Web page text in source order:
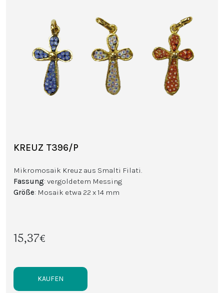
KREUZ T396/P
Mikromosaik Kreuz aus Smalti Filati.
Fassung: vergoldetem Messing
Größe: Mosaik etwa 22 x 14 mm
15,37€
KAUFEN